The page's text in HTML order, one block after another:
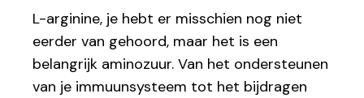
L-arginine, je hebt er misschien nog niet
eerder van gehoord, maar het is een
belangrijk aminozuur. Van het ondersteunen
van je immuunsysteem tot het bijdragen